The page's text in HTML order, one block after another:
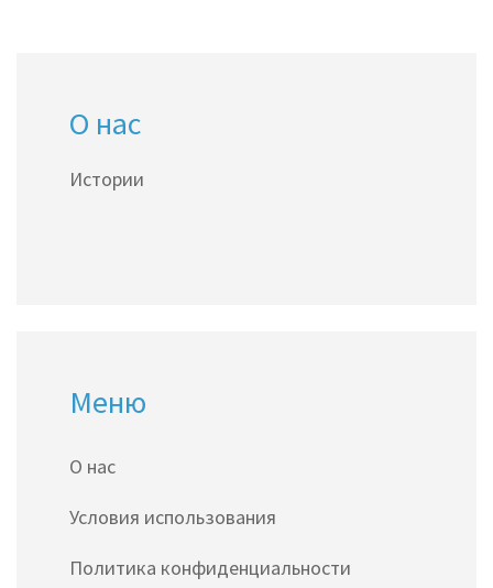
О нас
Истории
Меню
О нас
Условия использования
Политика конфиденциальности